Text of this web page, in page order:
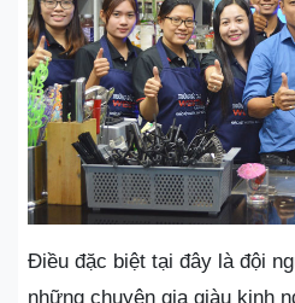
Điều đặc biệt tại đây là đội
những chuyên gia giàu kinh